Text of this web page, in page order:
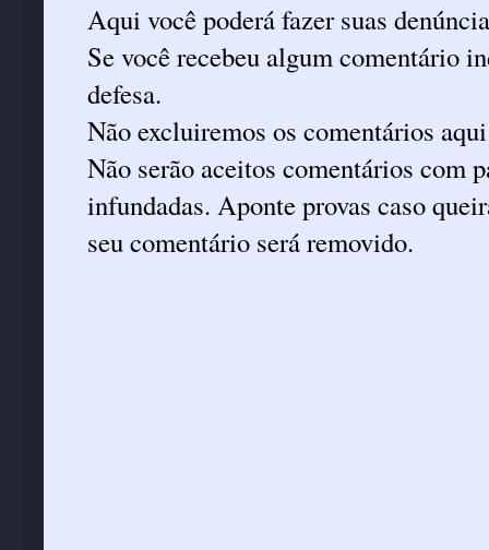
Aqui você poderá fazer suas
Se você recebeu algum comentário
defesa.
Não excluiremos os comentários
Não serão aceitos comentários com
infundadas. Aponte provas caso
seu comentário será removido.